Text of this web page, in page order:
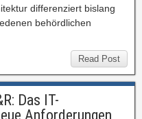
differenziert bislang
behördlichen
Read Post
Das IT-
Anforderungen